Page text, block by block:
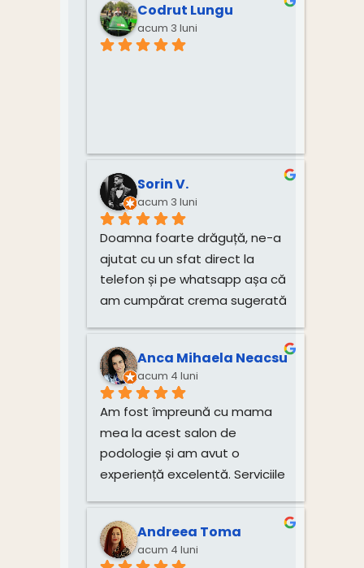
Codrut Lungu
acum 3 luni
Sorin V.
acum 3 luni
Doamna foarte drăguță, ne-a
ajutat cu un sfat direct la
telefon și pe whatsapp așa că
am cumpărat crema sugerată
Anca Mihaela Neacsu
acum 4 luni
Am fost împreună cu mama
mea la acest salon de
podologie și am avut o
experiență excelentă. Serviciile
impecabil, cu multă grijă și
profesionalism. Atmosfera
Andreea Toma
acum 4 luni